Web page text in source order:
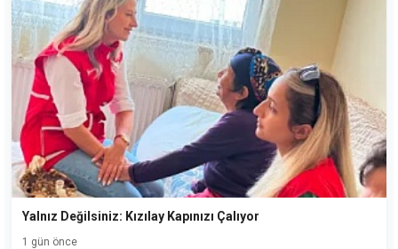
Yalnız Değilsiniz: Kızılay Kapınızı Çalıyor
1 gün önce